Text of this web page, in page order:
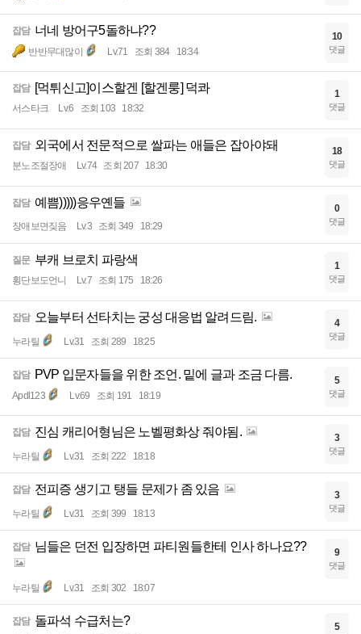
잡담 너네 방어구5돌하냐??
반반무대많이 Lv.71 조회 384 18:34
10
댓글
잡담 [먹튀신고]이스할겐 [할겐룽] 덕콰
서스타크 Lv.6 조회 103 18:32
1
댓글
잡담 외국에서 전문적으로 쌀파는 애들은 잡아야돼
분노조절장애 Lv.74 조회 207 18:30
18
댓글
잡담 예쁨)))))응우옌들
장애보면짖음 Lv.3 조회 349 18:29
0
댓글
질문 부캐 브로치 파랑색
횡단보도언니 Lv.7 조회 175 18:26
1
댓글
잡담 오늘부터 선타치는 궁성 대응법 알려드림.
누라틸 Lv.31 조회 289 18:25
4
댓글
잡담 PVP 입문자들을 위한 조언. 밑에 글과 조금 다름.
Apdl123 Lv.69 조회 191 18:19
5
댓글
잡담 진심 캐리어형님은 노벨평화상 줘야됨.
누라틸 Lv.31 조회 222 18:18
3
댓글
잡담 전피증 생기고 탱들 문제가 좀 있음
누라틸 Lv.31 조회 399 18:13
3
댓글
잡담 님들은 던전 입장하면 파티원들한테 인사 하나요??
누라틸 Lv.31 조회 302 18:07
9
댓글
잡담 돌파석 수급처는? 5